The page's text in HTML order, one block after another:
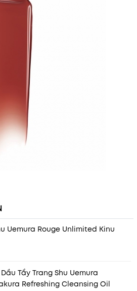
Uemura Rouge Unlimited Kinu
Tẩy Trang Shu Uemura
Refreshing Cleansing Oil